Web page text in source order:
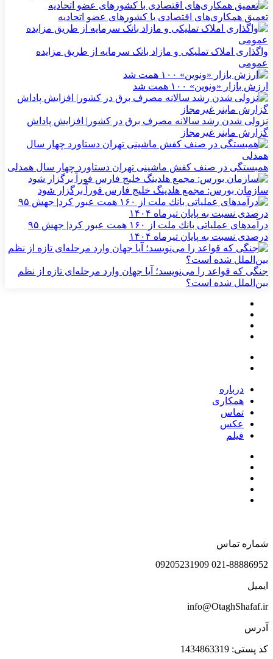
تعمیق همکاری‌های اقتصادی با کشورهای عضو اتحادیه
واگذاری املاک تملیکی و مازاد بانک سرمایه از طریق مزایده
عمومی
ارزش بازار «ونوین» ۱۰۰ همت شد
نزولی شدن رشد سالانه مصرف برق در کشور| افزایش پاداش
گزارش ماینر غیرمجاز
همبستگی در صنف کفش ماشینی تهران دستاورد چهار سال همدلی
سازمان بورس: مجمع هلدینگ خلیج فارس فوراً برگزار شود
درآمدهای عملیاتی بانك ملت از ۱۶۰ همت عبور كرد| جهش ۹۵
درصدی نسبت به پایان تیرماه ۱۴۰۴
جنگی که قواعد را می‌نویسد؛ آیا جهان وارد مرحله‌ای تازه از نظم
بین‌الملل شده است؟
درباره
همکاری
تماس
عکس
فیلم
شماره تماس
021-88886952 09205231909
ایمیل
info@OtaghShafaf.ir
آدرس
کد پستی: 1434863319